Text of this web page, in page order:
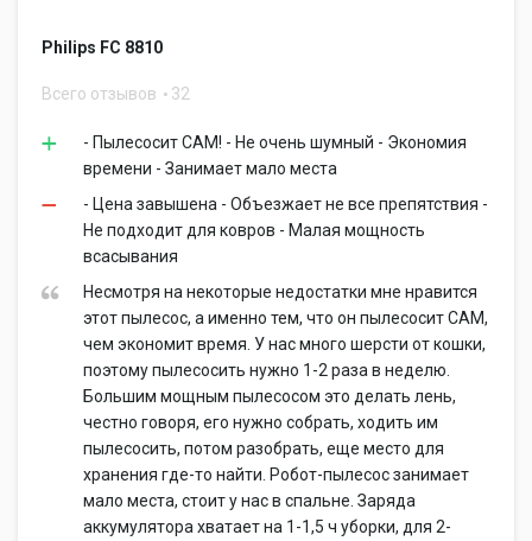
Philips FC 8810
Всего отзывов 32
- Пылесосит САМ! - Не очень шумный - Экономия
времени - Занимает мало места
- Цена завышена - Объезжает не все препятствия -
Не подходит для ковров - Малая мощность
всасывания
Несмотря на некоторые недостатки мне нравится
этот пылесос, а именно тем, что он пылесосит САМ,
чем экономит время. У нас много шерсти от кошки,
поэтому пылесосить нужно 1-2 раза в неделю.
Большим мощным пылесосом это делать лень,
честно говоря, его нужно собрать, ходить им
пылесосить, потом разобрать, еще место для
хранения где-то найти. Робот-пылесос занимает
мало места, стоит у нас в спальне. Заряда
аккумулятора хватает на 1-1,5 ч уборки, для 2-